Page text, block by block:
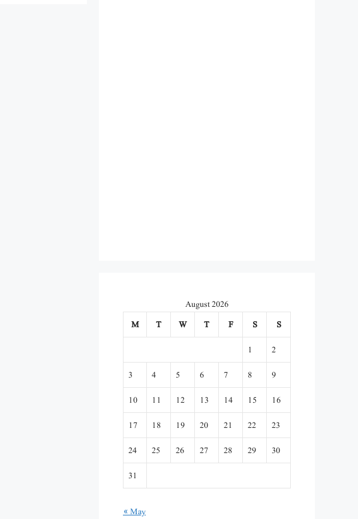
August 2026
M
T W T F S
S
1
2
3
4 5 6 7 8
9
10
11 12 13 14 15
16
17
18 19 20 21 22
23
24
25 26 27 28 29
30
31
« May